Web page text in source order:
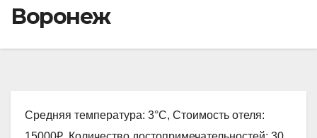
Воронеж
Средняя температура: 3°C, Стоимость отеля: